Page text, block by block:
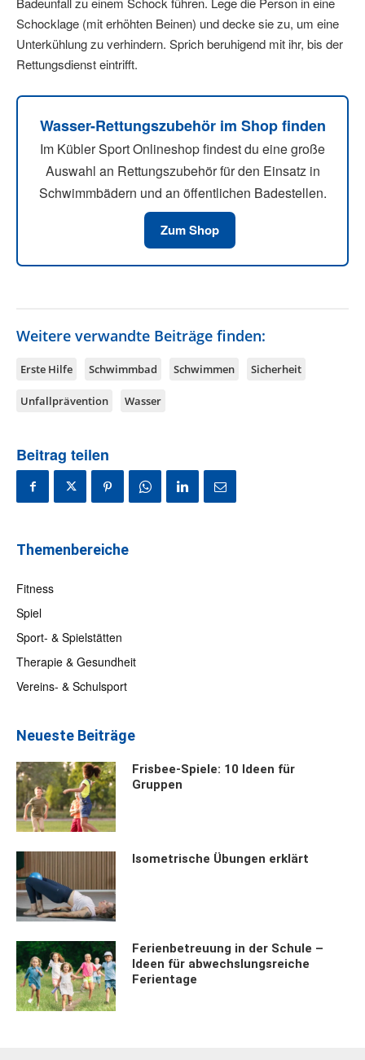
Schocklage (mit erhöhten Beinen) und decke sie zu, um eine
Unterkühlung zu verhindern. Sprich beruhigend mit ihr, bis der
Rettungsdienst eintrifft.
Wasser-Rettungszubehör im Shop finden
Im Kübler Sport Onlineshop findest du eine große
Auswahl an Rettungszubehör für den Einsatz in
Schwimmbädern und an öffentlichen Badestellen.
Zum Shop
Weitere verwandte Beiträge finden:
Erste Hilfe Schwimmbad Schwimmen Sicherheit
Unfallprävention Wasser
Beitrag teilen
Themenbereiche
Fitness
Spiel
Sport- & Spielstätten
Therapie & Gesundheit
Vereins- & Schulsport
Neueste Beiträge
Frisbee-Spiele: 10 Ideen für
Gruppen
Isometrische Übungen erklärt
Ferienbetreuung in der Schule –
Ideen für abwechslungsreiche
Ferientage